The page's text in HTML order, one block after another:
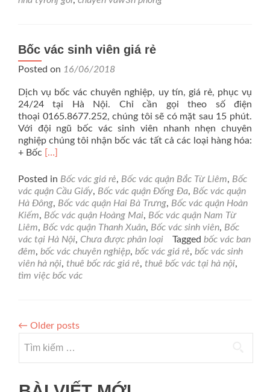
Bốc vác sinh viên giá rẻ
Posted on 16/06/2018
Dịch vụ bốc vác chuyên nghiệp, uy tín, giá rẻ, phục vụ
24/24 tại Hà Nội. Chỉ cần gọi theo số điện
thoại 0165.8677.252, chúng tôi sẽ có mặt sau 15 phút.
Với đội ngũ bốc vác sinh viên nhanh nhẹn chuyên
nghiệp chúng tôi nhận bốc vác tất cả các loại hàng hóa:
+ Bốc Read
about
Bốc
vác
sinh
viên
giá
rẻ
[…]
Posted in Bốc vác giá rẻ, Bốc vác quận Bắc Từ Liêm, Bốc
vác quận Cầu Giấy, Bốc vác quận Đống Đa, Bốc vác quận
Hà Đông, Bốc vác quận Hai Bà Trưng, Bốc vác quận Hoàn
Kiếm, Bốc vác quận Hoàng Mai, Bốc vác quận Nam Từ
Liêm, Bốc vác quận Thanh Xuân, Bốc vác sinh viên, Bốc
vác tại Hà Nội, Chưa được phân loại Tagged bốc vác ban
đêm, bốc vác chuyên nghiệp, bốc vác giá rẻ, bốc vác sinh
viên hà nội, thuê bốc rác giá rẻ, thuê bốc vác tại hà nội,
tìm việc bốc vác
← Older posts
kiếm